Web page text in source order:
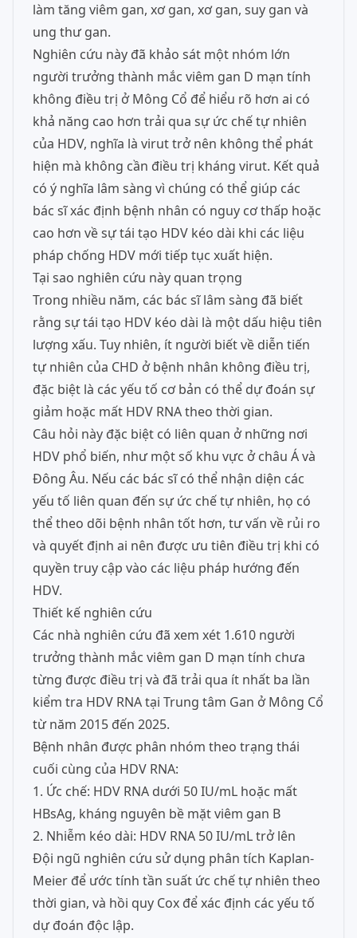
làm tăng viêm gan, xơ gan, xơ gan, suy gan và
ung thư gan.
Nghiên cứu này đã khảo sát một nhóm lớn
người trưởng thành mắc viêm gan D mạn tính
không điều trị ở Mông Cổ để hiểu rõ hơn ai có
khả năng cao hơn trải qua sự ức chế tự nhiên
của HDV, nghĩa là virut trở nên không thể phát
hiện mà không cần điều trị kháng virut. Kết quả
có ý nghĩa lâm sàng vì chúng có thể giúp các
bác sĩ xác định bệnh nhân có nguy cơ thấp hoặc
cao hơn về sự tái tạo HDV kéo dài khi các liệu
pháp chống HDV mới tiếp tục xuất hiện.
Tại sao nghiên cứu này quan trọng
Trong nhiều năm, các bác sĩ lâm sàng đã biết
rằng sự tái tạo HDV kéo dài là một dấu hiệu tiên
lượng xấu. Tuy nhiên, ít người biết về diễn tiến
tự nhiên của CHD ở bệnh nhân không điều trị,
đặc biệt là các yếu tố cơ bản có thể dự đoán sự
giảm hoặc mất HDV RNA theo thời gian.
Câu hỏi này đặc biệt có liên quan ở những nơi
HDV phổ biến, như một số khu vực ở châu Á và
Đông Âu. Nếu các bác sĩ có thể nhận diện các
yếu tố liên quan đến sự ức chế tự nhiên, họ có
thể theo dõi bệnh nhân tốt hơn, tư vấn về rủi ro
và quyết định ai nên được ưu tiên điều trị khi có
quyền truy cập vào các liệu pháp hướng đến
HDV.
Thiết kế nghiên cứu
Các nhà nghiên cứu đã xem xét 1.610 người
trưởng thành mắc viêm gan D mạn tính chưa
từng được điều trị và đã trải qua ít nhất ba lần
kiểm tra HDV RNA tại Trung tâm Gan ở Mông Cổ
từ năm 2015 đến 2025.
Bệnh nhân được phân nhóm theo trạng thái
cuối cùng của HDV RNA:
1. Ức chế: HDV RNA dưới 50 IU/mL hoặc mất
HBsAg, kháng nguyên bề mặt viêm gan B
2. Nhiễm kéo dài: HDV RNA 50 IU/mL trở lên
Đội ngũ nghiên cứu sử dụng phân tích Kaplan-
Meier để ước tính tần suất ức chế tự nhiên theo
thời gian, và hồi quy Cox để xác định các yếu tố
dự đoán độc lập.